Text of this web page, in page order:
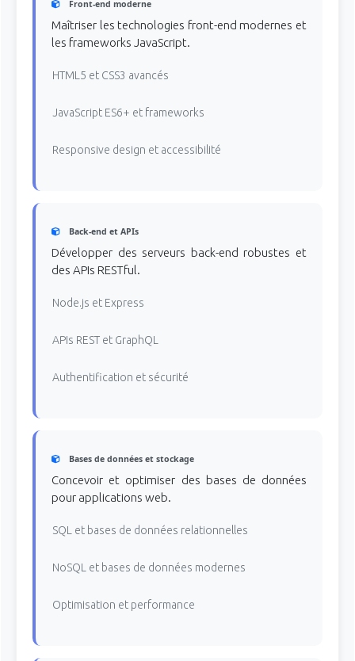
Front-end moderne
Maîtriser les technologies front-end modernes et
les frameworks JavaScript.
HTML5 et CSS3 avancés
JavaScript ES6+ et frameworks
Responsive design et accessibilité
Back-end et APIs
Développer des serveurs back-end robustes et
des APIs RESTful.
Node.js et Express
APIs REST et GraphQL
Authentification et sécurité
Bases de données et stockage
Concevoir et optimiser des bases de données
pour applications web.
SQL et bases de données relationnelles
NoSQL et bases de données modernes
Optimisation et performance